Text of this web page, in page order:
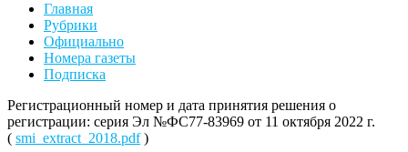
Главная
Рубрики
Официально
Номера газеты
Подписка
Регистрационный номер и дата принятия решения о
регистрации: серия Эл №ФС77-83969 от 11 октября 2022 г.
( smi_extract_2018.pdf)